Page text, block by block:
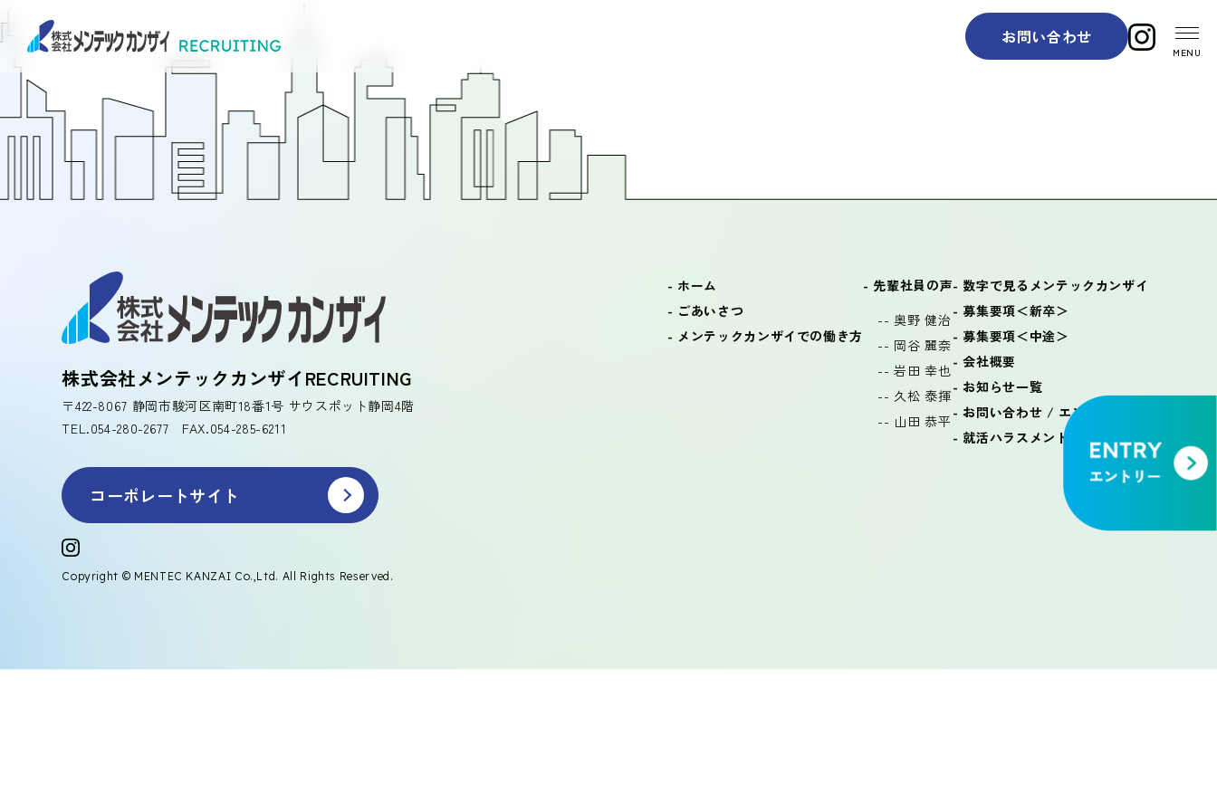
お問い合わせ
MENU
山田 恭平
- ホーム
- ごあいさつ
- メンテックカンザイでの働き方
- 先輩社員の声
-- 奥野 健治
-- 岡谷 麗奈
-- 岩田 幸也
-- 久松 泰揮
-- 山田 恭平
- 数字で見るメンテックカンザイ
- 募集要項＜新卒＞
- 募集要項＜中途＞
- 会社概要
- お知らせ一覧
- お問い合わせ / エントリー
- 就活ハラスメント防止に関する宣言
株式会社メンテックカンザイRECRUITING
〒422-8067 静岡市駿河区南町18番1号 サウスポット静岡4階
TEL.054-280-2677 FAX.054-285-6211
コーポレートサイト
Copyright © MENTEC KANZAI Co.,Ltd. All Rights Reserved.